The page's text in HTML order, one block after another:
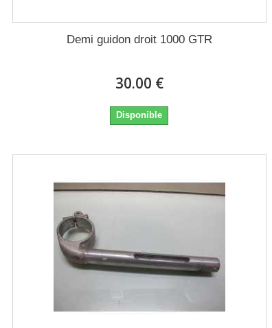
Demi guidon droit 1000 GTR
30.00 €
Disponible